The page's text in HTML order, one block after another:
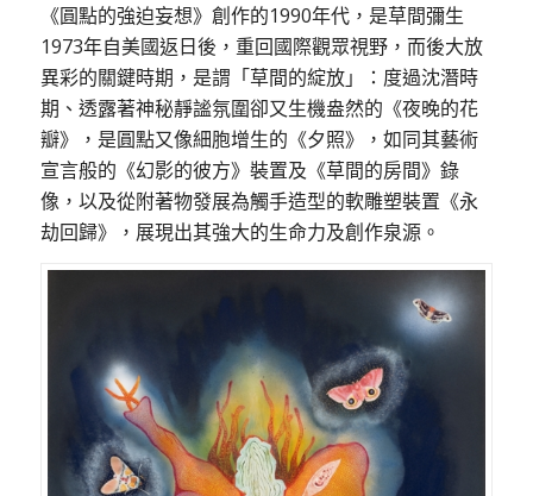
《圓點的強迫妄想》創作的1990年代，是草間彌生
1973年自美國返日後，重回國際觀眾視野，而後大放
異彩的關鍵時期，是謂「草間的綻放」：度過沈潛時
期、透露著神秘靜謐氛圍卻又生機盎然的《夜晚的花
瓣》，是圓點又像細胞增生的《夕照》，如同其藝術
宣言般的《幻影的彼方》裝置及《草間的房間》錄
像，以及從附著物發展為觸手造型的軟雕塑裝置《永
劫回歸》，展現出其強大的生命力及創作泉源。